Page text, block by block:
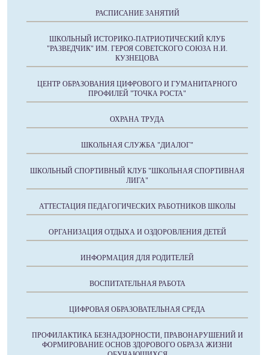
РАСПИСАНИЕ ЗАНЯТИЙ
ШКОЛЬНЫЙ ИСТОРИКО-ПАТРИОТИЧЕСКИЙ КЛУБ
"РАЗВЕДЧИК" ИМ. ГЕРОЯ СОВЕТСКОГО СОЮЗА Н.И.
КУЗНЕЦОВА
ЦЕНТР ОБРАЗОВАНИЯ ЦИФРОВОГО И ГУМАНИТАРНОГО
ПРОФИЛЕЙ "ТОЧКА РОСТА"
ОХРАНА ТРУДА
ШКОЛЬНАЯ СЛУЖБА "ДИАЛОГ"
ШКОЛЬНЫЙ СПОРТИВНЫЙ КЛУБ "ШКОЛЬНАЯ СПОРТИВНАЯ
ЛИГА"
АТТЕСТАЦИЯ ПЕДАГОГИЧЕСКИХ РАБОТНИКОВ ШКОЛЫ
ОРГАНИЗАЦИЯ ОТДЫХА И ОЗДОРОВЛЕНИЯ ДЕТЕЙ
ИНФОРМАЦИЯ ДЛЯ РОДИТЕЛЕЙ
ВОСПИТАТЕЛЬНАЯ РАБОТА
ЦИФРОВАЯ ОБРАЗОВАТЕЛЬНАЯ СРЕДА
ПРОФИЛАКТИКА БЕЗНАДЗОРНОСТИ, ПРАВОНАРУШЕНИЙ И
ФОРМИРОВАНИЕ ОСНОВ ЗДОРОВОГО ОБРАЗА ЖИЗНИ